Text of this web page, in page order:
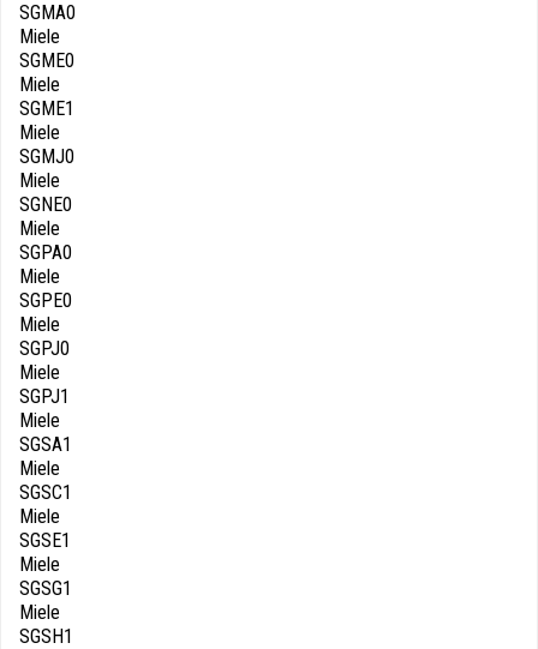
SGMA0
Miele
SGME0
Miele
SGME1
Miele
SGMJ0
Miele
SGNE0
Miele
SGPA0
Miele
SGPE0
Miele
SGPJ0
Miele
SGPJ1
Miele
SGSA1
Miele
SGSC1
Miele
SGSE1
Miele
SGSG1
Miele
SGSH1